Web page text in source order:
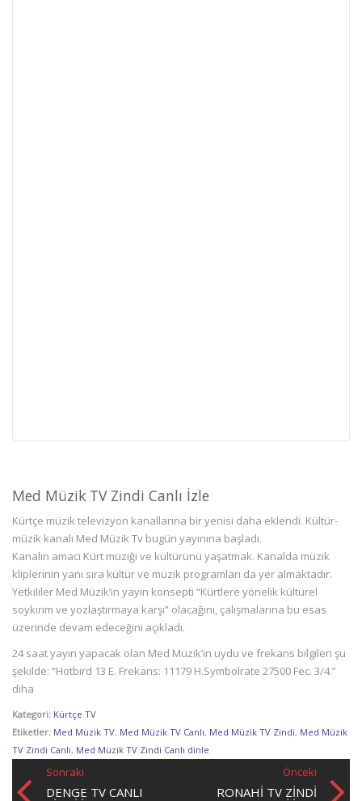
Med Müzik TV Zindi Canlı İzle
Kürtçe müzik televizyon kanallarına bir yenisi daha eklendi. Kültür-
müzik kanalı Med Müzik Tv bugün yayınına başladı.
Kanalın amacı Kürt müziği ve kültürünü yaşatmak. Kanalda müzik
kliplerinin yanı sıra kültür ve müzik programları da yer almaktadır.
Yetkililer Med Müzik’in yayın konsepti “Kürtlere yönelik kültürel
soykırım ve yozlaştırmaya karşı” olacağını, çalışmalarına bu esas
üzerinde devam edeceğini açıkladı.
24 saat yayın yapacak olan Med Müzik’in uydu ve frekans bilgileri şu
şekilde: “Hotbird 13 E. Frekans: 11179 H.Symbolrate 27500 Fec. 3/4.”
diha
Kategori: Kürtçe TV
Etiketler: Med Müzik TV, Med Müzik TV Canlı, Med Müzik TV Zindi, Med Müzik
TV Zindi Canlı, Med Müzik TV Zindi Canlı dinle
Sonraki
DENGE TV CANLI
Önceki
RONAHI TV ZINDI